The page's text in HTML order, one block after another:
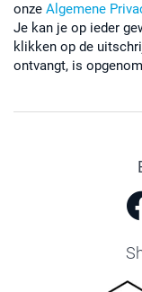
onze Algemene
Je kan je op ieder
klikken op de
ontvangt, is